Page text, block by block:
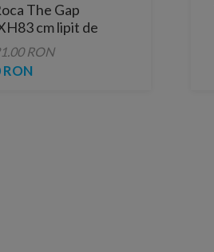
The Gap
cm lipit de
RON